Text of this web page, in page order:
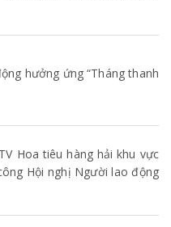
hưởng ứng “Tháng thanh
Hoa tiêu hàng hải khu vực
Hội nghị Người lao động